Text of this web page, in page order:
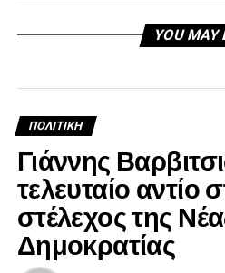
YOU MAY
ΠΟΛΙΤΙΚΉ
Γιάννης
τελευταίο αντίο
στέλεχος της
Δημοκρατίας